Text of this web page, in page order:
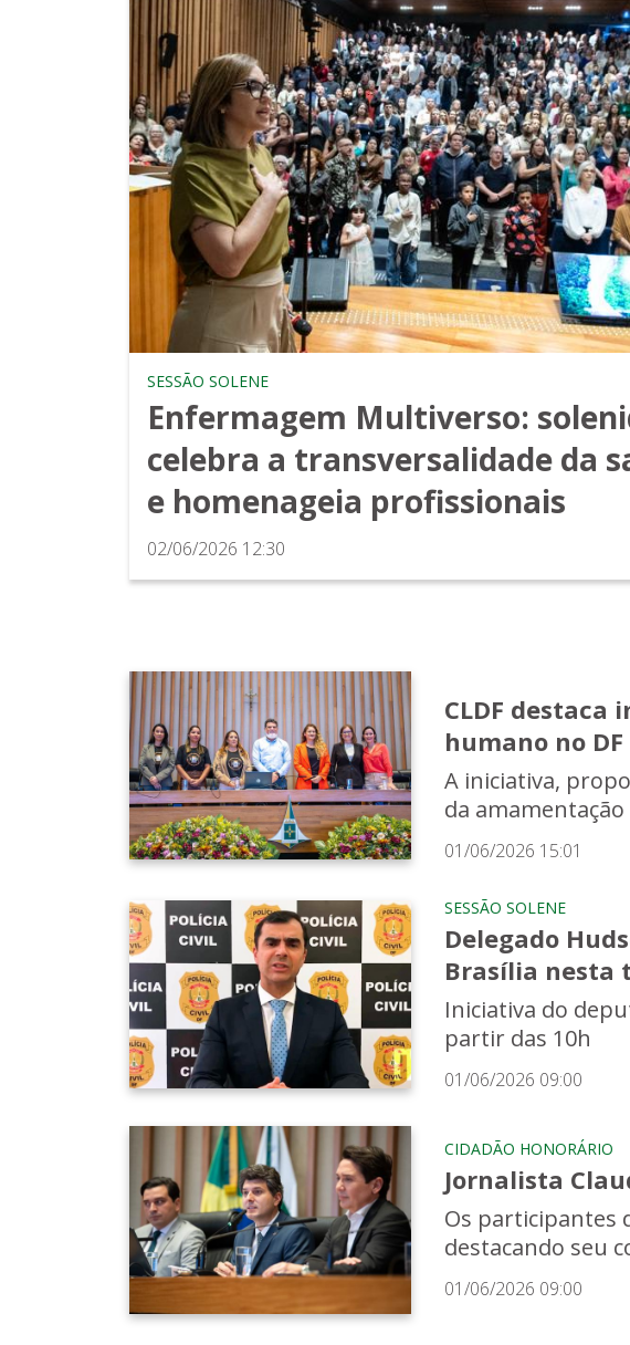
SESSÃO SOLENE
Enfermagem Multiverso:
celebra a transversalidade da
e homenageia profissionais
02/06/2026 12:30
CLDF
humano no DF
A iniciativa,
da
01/06/2026 15:01
SESSÃO SOLENE
Delegado
Brasília nesta
Iniciativa do
partir das 10h
01/06/2026 09:00
CIDADÃO HONORÁRIO
Jornalista
Os participantes
destacando seu
01/06/2026 09:00